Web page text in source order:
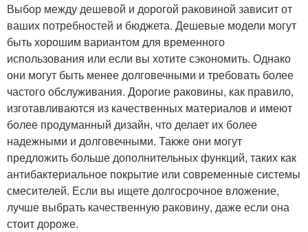
Выбор между дешевой и дорогой раковиной зависит от
ваших потребностей и бюджета. Дешевые модели могут
быть хорошим вариантом для временного
использования или если вы хотите сэкономить. Однако
они могут быть менее долговечными и требовать более
частого обслуживания. Дорогие раковины, как правило,
изготавливаются из качественных материалов и имеют
более продуманный дизайн, что делает их более
надежными и долговечными. Также они могут
предложить больше дополнительных функций, таких как
антибактериальное покрытие или современные системы
смесителей. Если вы ищете долгосрочное вложение,
лучше выбрать качественную раковину, даже если она
стоит дороже.